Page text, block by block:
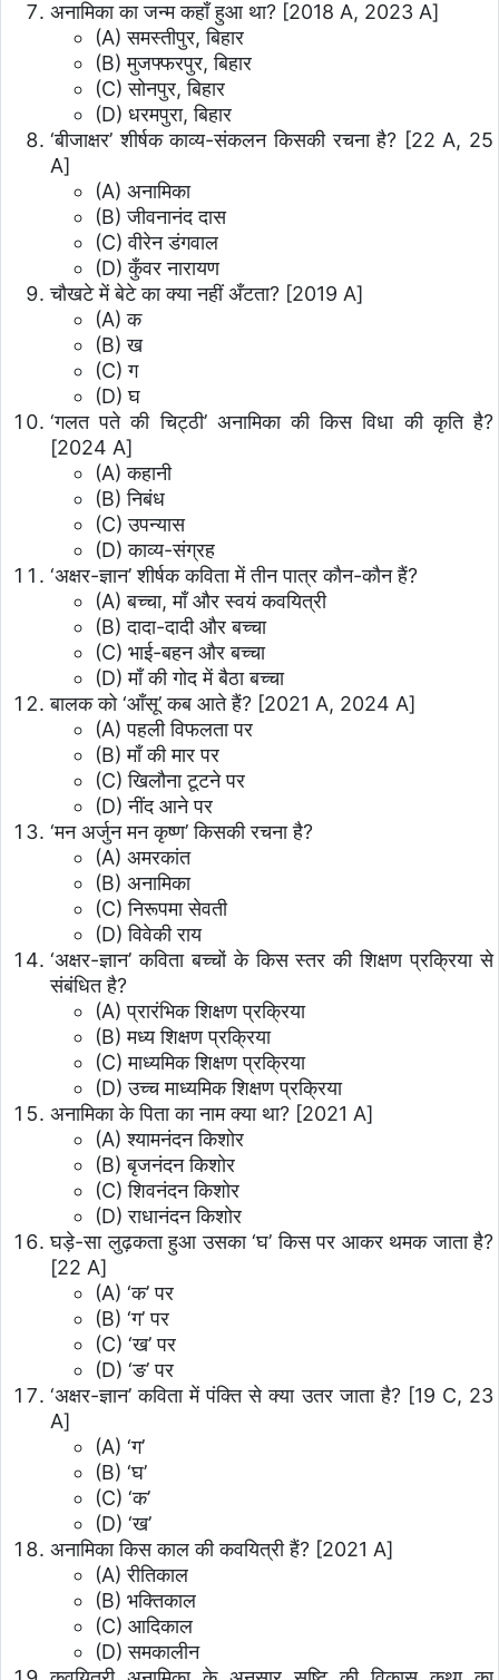
अनामिका का जन्म कहाँ हुआ था? [2018 A, 2023 A]
(A) समस्तीपुर, बिहार
(B) मुजफ्फरपुर, बिहार
(C) सोनपुर, बिहार
(D) धरमपुरा, बिहार
‘बीजाक्षर’ शीर्षक काव्य-संकलन किसकी रचना है? [22 A, 25
A]
(A) अनामिका
(B) जीवनानंद दास
(C) वीरेन डंगवाल
(D) कुँवर नारायण
चौखटे में बेटे का क्या नहीं अँटता? [2019 A]
(A) क
(B) ख
(C) ग
(D) घ
‘गलत पते की चिट्ठी’ अनामिका की किस विधा की कृति है?
[2024 A]
(A) कहानी
(B) निबंध
(C) उपन्यास
(D) काव्य-संग्रह
‘अक्षर-ज्ञान’ शीर्षक कविता में तीन पात्र कौन-कौन हैं?
(A) बच्चा, माँ और स्वयं कवयित्री
(B) दादा-दादी और बच्चा
(C) भाई-बहन और बच्चा
(D) माँ की गोद में बैठा बच्चा
बालक को ‘आँसू’ कब आते हैं? [2021 A, 2024 A]
(A) पहली विफलता पर
(B) माँ की मार पर
(C) खिलौना टूटने पर
(D) नींद आने पर
‘मन अर्जुन मन कृष्ण’ किसकी रचना है?
(A) अमरकांत
(B) अनामिका
(C) निरूपमा सेवती
(D) विवेकी राय
‘अक्षर-ज्ञान’ कविता बच्चों के किस स्तर की शिक्षण प्रक्रिया से
संबंधित है?
(A) प्रारंभिक शिक्षण प्रक्रिया
(B) मध्य शिक्षण प्रक्रिया
(C) माध्यमिक शिक्षण प्रक्रिया
(D) उच्च माध्यमिक शिक्षण प्रक्रिया
अनामिका के पिता का नाम क्या था? [2021 A]
(A) श्यामनंदन किशोर
(B) बृजनंदन किशोर
(C) शिवनंदन किशोर
(D) राधानंदन किशोर
घड़े-सा लुढ़कता हुआ उसका ‘घ’ किस पर आकर थमक जाता है?
[22 A]
(A) ‘क’ पर
(B) ‘ग’ पर
(C) ‘ख’ पर
(D) ‘ङ’ पर
‘अक्षर-ज्ञान’ कविता में पंक्ति से क्या उतर जाता है? [19 C, 23
A]
(A) ‘ग’
(B) ‘घ’
(C) ‘क’
(D) ‘ख’
अनामिका किस काल की कवयित्री हैं? [2021 A]
(A) रीतिकाल
(B) भक्तिकाल
(C) आदिकाल
(D) समकालीन